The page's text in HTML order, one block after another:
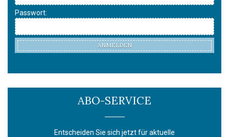
Passwort:
ANMELDEN
ABO-SERVICE
Entscheiden Sie sich jetzt für aktuelle